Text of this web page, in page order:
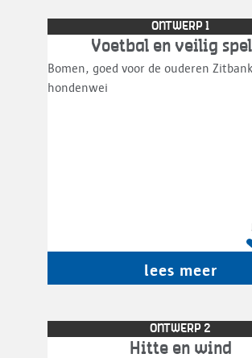
ONTWERP 1
Voetbal en veilig
Bomen, goed voor de ouderen
hondenwei
lees meer
ONTWERP 2
Hitte en wind